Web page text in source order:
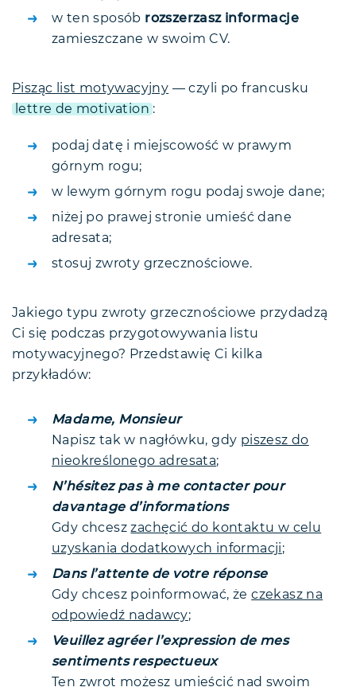
w ten sposób rozszerzasz informacje
zamieszczane w swoim CV.
Pisząc list motywacyjny — czyli po francusku
lettre de motivation :
podaj datę i miejscowość w prawym
górnym rogu;
w lewym górnym rogu podaj swoje dane;
niżej po prawej stronie umieść dane
adresata;
stosuj zwroty grzecznościowe.
Jakiego typu zwroty grzecznościowe przydadzą
Ci się podczas przygotowywania listu
motywacyjnego? Przedstawię Ci kilka
przykładów:
Madame, Monsieur
Napisz tak w nagłówku, gdy piszesz do
nieokreślonego adresata;
N’hésitez pas à me contacter pour
davantage d’informations
Gdy chceszzachęcić do kontaktu w celu
uzyskania dodatkowych informacji;
Dans l’attente de votre réponse
Gdy chcesz poinformować, żeczekasz na
odpowiedź nadawcy;
Veuillez agréer l’expression de mes
sentiments respectueux
Ten zwrot możesz umieścić nad swoim